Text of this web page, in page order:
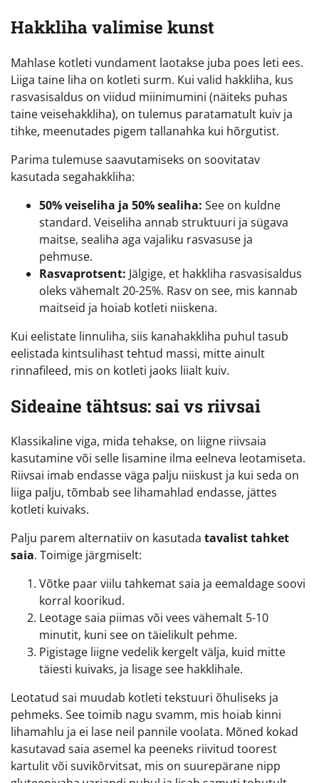
Hakkliha valimise kunst
Mahlase kotleti vundament laotakse juba poes leti ees.
Liiga taine liha on kotleti surm. Kui valid hakkliha, kus
rasvasisaldus on viidud miinimumini (näiteks puhas
taine veisehakkliha), on tulemus paratamatult kuiv ja
tihke, meenutades pigem tallanahka kui hõrgutist.
Parima tulemuse saavutamiseks on soovitatav
kasutada segahakkliha:
50% veiseliha ja 50% sealiha: See on kuldne
standard. Veiseliha annab struktuuri ja sügava
maitse, sealiha aga vajaliku rasvasuse ja
pehmuse.
Rasvaprotsent: Jälgige, et hakkliha rasvasisaldus
oleks vähemalt 20-25%. Rasv on see, mis kannab
maitseid ja hoiab kotleti niiskena.
Kui eelistate linnuliha, siis kanahakkliha puhul tasub
eelistada kintsulihast tehtud massi, mitte ainult
rinnafileed, mis on kotleti jaoks liialt kuiv.
Sideaine tähtsus: sai vs riivsai
Klassikaline viga, mida tehakse, on liigne riivsaia
kasutamine või selle lisamine ilma eelneva leotamiseta.
Riivsai imab endasse väga palju niiskust ja kui seda on
liiga palju, tõmbab see lihamahlad endasse, jättes
kotleti kuivaks.
Palju parem alternatiiv on kasutada tavalist tahket
saia. Toimige järgmiselt:
Võtke paar viilu tahkemat saia ja eemaldage soovi
korral koorikud.
Leotage saia piimas või vees vähemalt 5-10
minutit, kuni see on täielikult pehme.
Pigistage liigne vedelik kergelt välja, kuid mitte
täiesti kuivaks, ja lisage see hakklihale.
Leotatud sai muudab kotleti tekstuuri õhuliseks ja
pehmeks. See toimib nagu svamm, mis hoiab kinni
lihamahlu ja ei lase neil pannile voolata. Mõned kokad
kasutavad saia asemel ka peeneks riivitud toorest
kartulit või suvikõrvitsat, mis on suurepärane nipp